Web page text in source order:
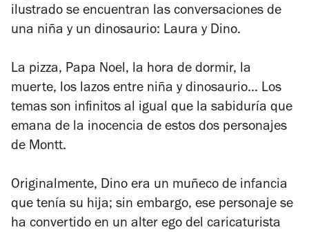
ilustrado se encuentran las conversaciones de
una niña y un dinosaurio: Laura y Dino.
La pizza, Papa Noel, la hora de dormir, la
muerte, los lazos entre niña y dinosaurio… Los
temas son infinitos al igual que la sabiduría que
emana de la inocencia de estos dos personajes
de Montt.
Originalmente, Dino era un muñeco de infancia
que tenía su hija; sin embargo, ese personaje se
ha convertido en un alter ego del caricaturista